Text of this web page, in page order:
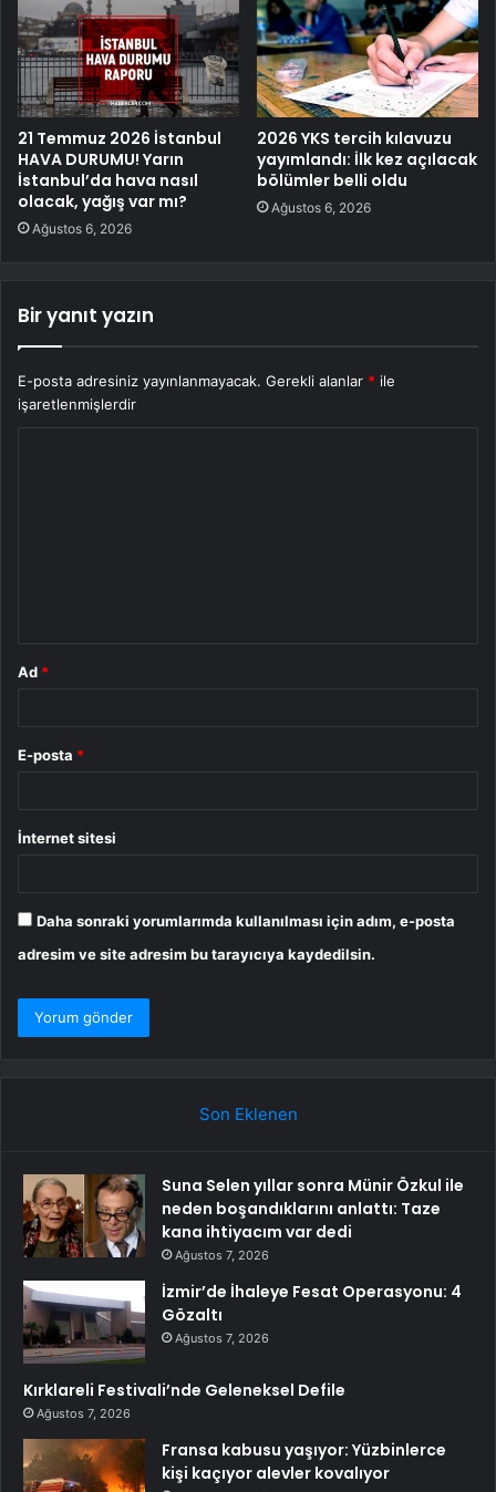
21 Temmuz 2026 İstanbul
HAVA DURUMU! Yarın
İstanbul’da hava nasıl
olacak, yağış var mı?
Ağustos 6, 2026
2026 YKS tercih kılavuzu
yayımlandı: İlk kez açılacak
bölümler belli oldu
Ağustos 6, 2026
Bir yanıt yazın
E-posta adresiniz yayınlanmayacak. Gerekli alanlar * ile
işaretlenmişlerdir
Ad *
E-posta *
İnternet sitesi
Daha sonraki yorumlarımda kullanılması için adım, e-posta
adresim ve site adresim bu tarayıcıya kaydedilsin.
Son Eklenen
Suna Selen yıllar sonra Münir Özkul ile
neden boşandıklarını anlattı: Taze
kana ihtiyacım var dedi
Ağustos 7, 2026
İzmir’de İhaleye Fesat Operasyonu: 4
Gözaltı
Ağustos 7, 2026
Kırklareli Festivali’nde Geleneksel Defile
Ağustos 7, 2026
Fransa kabusu yaşıyor: Yüzbinlerce
kişi kaçıyor alevler kovalıyor